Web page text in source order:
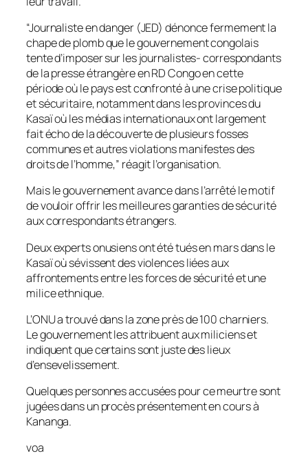
“Journaliste en danger (JED) dénonce fermement la
chape de plomb que le gouvernement congolais
tente d’imposer sur les journalistes- correspondants
de la presse étrangère en RD Congo en cette
période où le pays est confronté à une crise politique
et sécuritaire, notamment dans les provinces du
Kasaï où les médias internationaux ont largement
fait écho de la découverte de plusieurs fosses
communes et autres violations manifestes des
droits de l’homme,” réagit l’organisation.
Mais le gouvernement avance dans l’arrêté le motif
de vouloir offrir les meilleures garanties de sécurité
aux correspondants étrangers.
Deux experts onusiens ont été tués en mars dans le
Kasaï où sévissent des violences liées aux
affrontements entre les forces de sécurité et une
milice ethnique.
L’ONU a trouvé dans la zone près de 100 charniers.
Le gouvernement les attribuent aux miliciens et
indiquent que certains sont juste des lieux
d’ensevelissement.
Quelques personnes accusées pour ce meurtre sont
jugées dans un procès présentement en cours à
Kananga.
voa